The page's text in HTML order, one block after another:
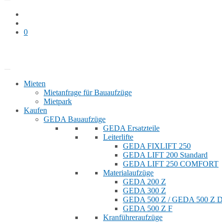
0
Mieten
Mietanfrage für Bauaufzüge
Mietpark
Kaufen
GEDA Bauaufzüge
GEDA Ersatzteile
Leiterlifte
GEDA FIXLIFT 250
GEDA LIFT 200 Standard
GEDA LIFT 250 COMFORT
Materialaufzüge
GEDA 200 Z
GEDA 300 Z
GEDA 500 Z / GEDA 500 Z
GEDA 500 Z F
Kranführeraufzüge